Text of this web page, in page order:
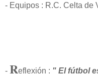
- Equipos : R.C. Celta de
- Reflexión : " El fútbol